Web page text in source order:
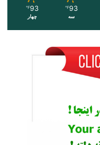
93
℉
سه
93
℉
چهار